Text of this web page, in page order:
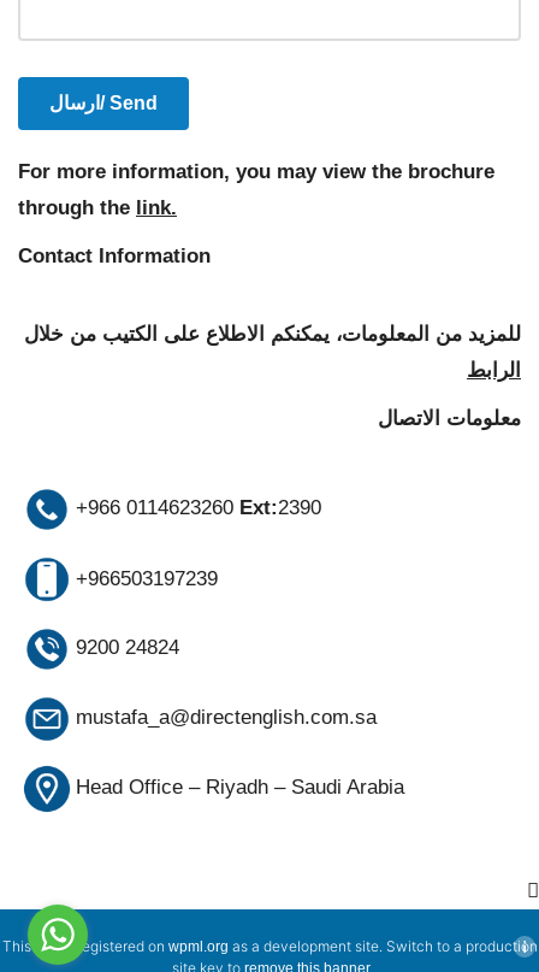
For more information, you may view the brochure
through the link.
Contact Information
للمزيد من المعلومات، يمكنكم الاطلاع على الكتيب من خلال
الرابط
معلومات الاتصال
+966 0114623260 Ext:2390
+966503197239
9200 24824
mustafa_a@directenglish.com.sa
Head Office – Riyadh – Saudi Arabia
This site is registered on wpml.org as a development site. Switch to a production
site key to remove this banner